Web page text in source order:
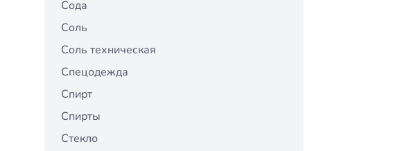
Сода
Соль
Соль техническая
Спецодежда
Спирт
Спирты
Стекло